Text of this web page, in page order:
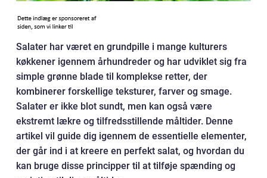
Salater har været en grundpille i mange kulturers
køkkener igennem århundreder og har udviklet sig fra
simple grønne blade til komplekse retter, der
kombinerer forskellige teksturer, farver og smage.
Salater er ikke blot sundt, men kan også være
ekstremt lækre og tilfredsstillende måltider. Denne
artikel vil guide dig igennem de essentielle elementer,
der går ind i at kreere en perfekt salat, og hvordan du
kan bruge disse principper til at tilføje spænding og